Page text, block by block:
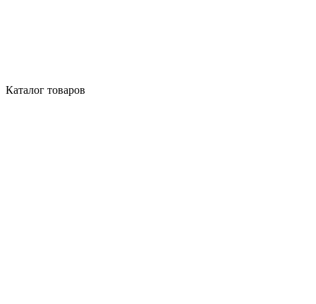
Каталог товаров